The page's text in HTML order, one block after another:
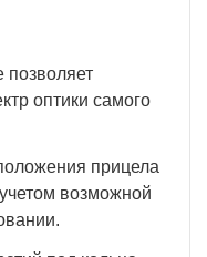
позволяет
оптики самого
прицела
возможной